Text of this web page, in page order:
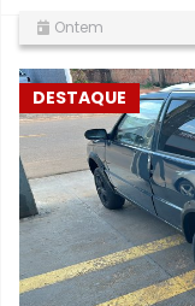
Ontem
DESTAQUE